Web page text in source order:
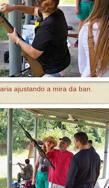
ajustando a mira da ban.